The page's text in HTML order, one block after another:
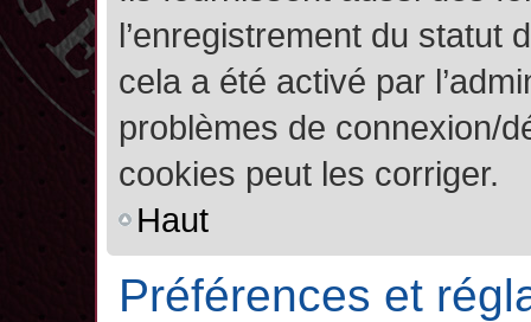
l’enregistrement du statut
cela a été activé par
problèmes de connexion/
cookies peut les corriger.
Haut
Préférences et